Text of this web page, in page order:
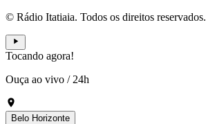
© Rádio Itatiaia. Todos os direitos reservados.
Tocando agora!
Ouça ao vivo / 24h
Belo Horizonte